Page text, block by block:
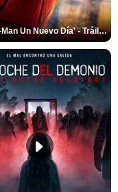
'Spider-Man Un Nuevo Día' - Tráiler oficial subtitulado